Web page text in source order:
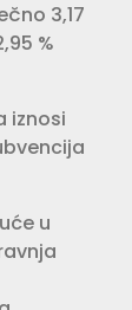
3,17
%
iznosi
u